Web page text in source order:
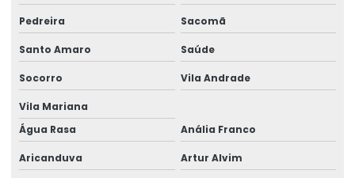
Estruturas De Concreto Fundamentos Do Projeto Estrutural
Galpão Estrutura Metálica Projeto
Galpão Industrial Projeto
Galpao Metalico Projeto
Galpão Pré Moldado Projeto
Laudo de construção
Pedreira Sacomã
Santo Amaro Saúde
Socorro Vila Andrade
Vila Mariana
Água Rasa
Anália Franco
Aricanduva Artur Alvim